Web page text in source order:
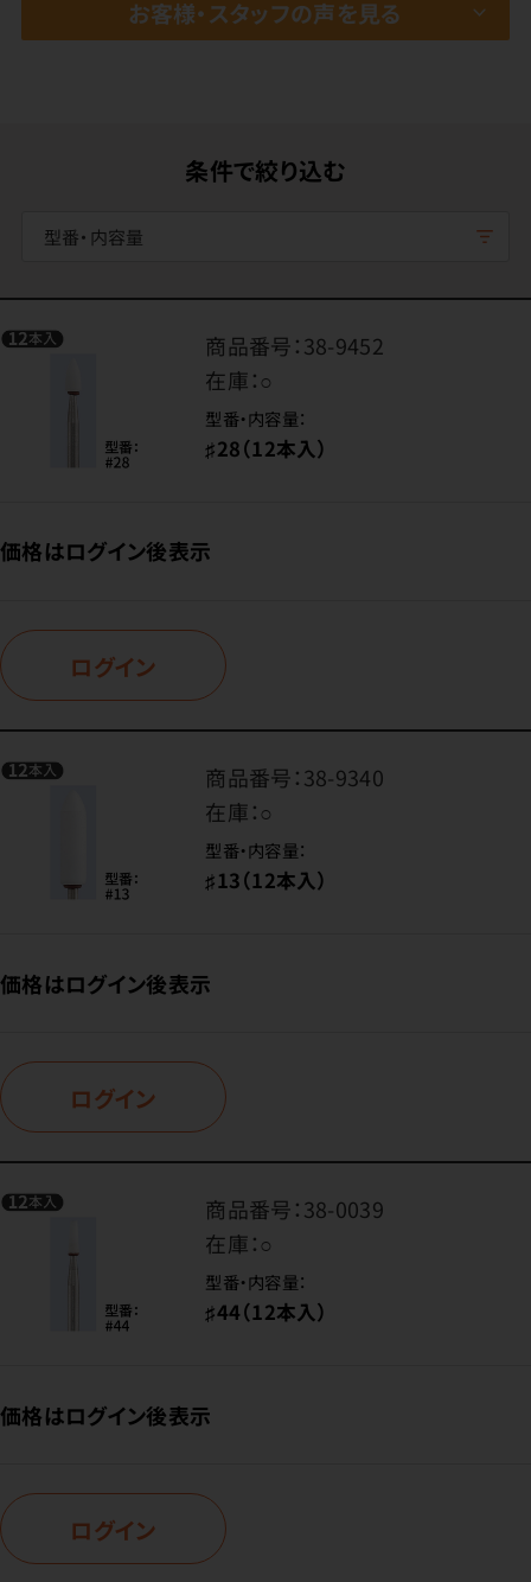
お客様・スタッフの声を見る
条件で絞り込む
型番・内容量
商品番号：38-9452
在庫：○
型番・内容量：
♯28（12本入）
価格はログイン後表示
ログイン
商品番号：38-9340
在庫：○
型番・内容量：
♯13（12本入）
価格はログイン後表示
ログイン
商品番号：38-0039
在庫：○
型番・内容量：
♯44（12本入）
価格はログイン後表示
ログイン